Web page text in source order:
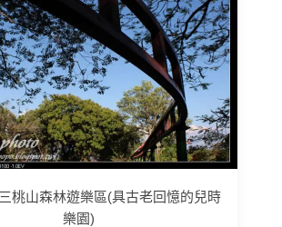
桃山森林遊樂區(具古老回憶的兒時
樂園)